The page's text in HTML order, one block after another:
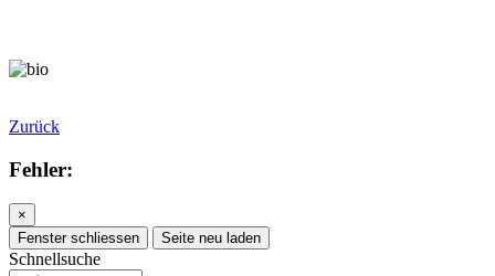
Zurück
Fehler:
×
Fenster schliessen
Seite neu laden
Schnellsuche